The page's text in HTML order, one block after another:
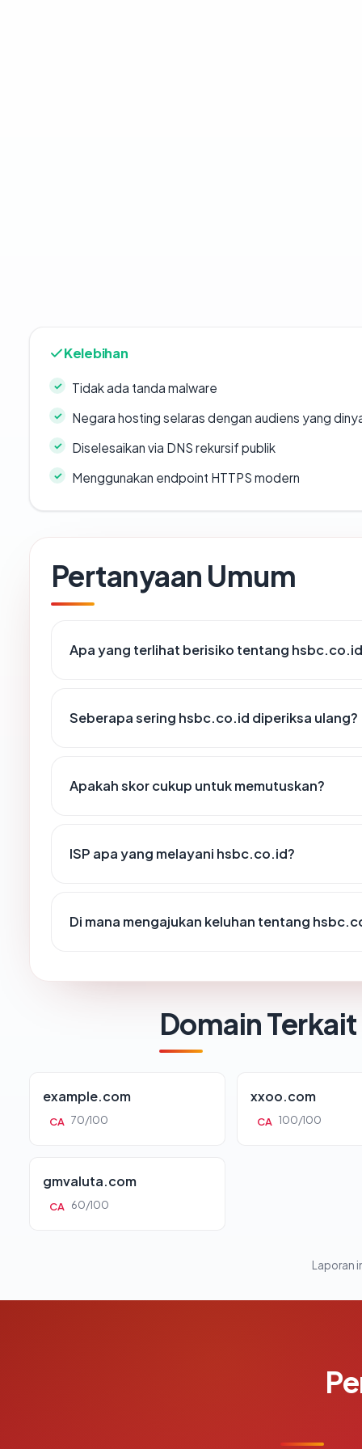
Kelebihan
Tidak ada tanda malware
Negara hosting selaras dengan audiens yang
Diselesaikan via DNS rekursif publik
Menggunakan endpoint HTTPS modern
Pertanyaan Umum
Apa yang terlihat berisiko tentang
Seberapa sering hsbc.co.id diperiksa ulang?
Apakah skor cukup untuk memutuskan?
ISP apa yang melayani hsbc.co.id?
Di mana mengajukan keluhan tentang
Domain Terkait
example.com
CA 70/100
xxoo.com
CA 100/100
gmvaluta.com
CA 60/100
Laporan